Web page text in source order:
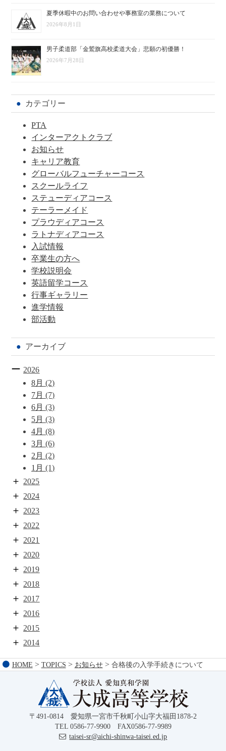
ン
夏季休暇中のお問い合わせや事務室の業務について
2026年8月1日
男子柔道部「金鷲旗高校柔道大会」悲願の初優勝！
2026年7月28日
カテゴリー
PTA
インターアクトクラブ
お知らせ
キャリア教育
グローバルフューチャーコース
スクールライフ
ステューディアコース
テーラーメイド
プラウディアコース
ラトナディアコース
入試情報
卒業生の方へ
学校説明会
英語留学コース
行事ギャラリー
進学情報
部活動
アーカイブ
2026
8月 (2)
7月 (7)
6月 (3)
5月 (3)
4月 (8)
3月 (6)
2月 (2)
1月 (1)
2025
2024
2023
2022
2021
2020
2019
2018
2017
2016
2015
2014
HOME > TOPICS > お知らせ> 合格後の入学手続きについて
〒491-0814 愛知県一宮市千秋町小山字大福田1878-2
TEL 0586-77-9900 FAX0586-77-9989
taisei-sr@aichi-shinwa-taisei.ed.jp